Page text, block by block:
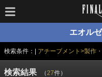
エオル
検索条件：| アチーブメント>製作
検索結果 （27件）